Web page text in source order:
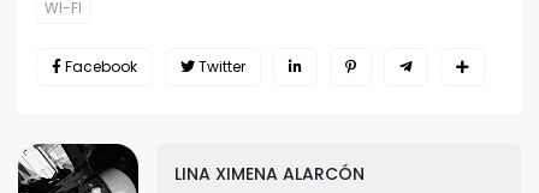
WI-FI
Facebook Twitter
LINA XIMENA ALARCÓN